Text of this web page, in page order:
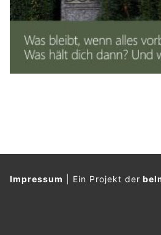
Impressum Ein Projekt der